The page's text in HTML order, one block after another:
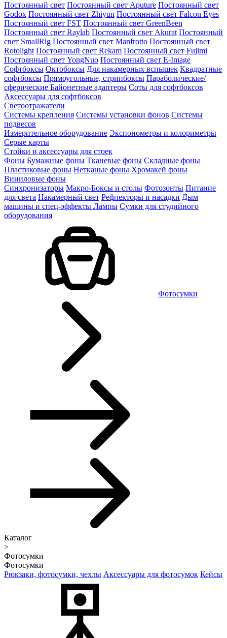
Постоянный свет Постоянный свет Aputure Постоянный свет
Godox Постоянный свет Zhiyun Постоянный свет Falcon Eyes
Постоянный свет FST Постоянный свет GreenBeen
Постоянный свет Raylab Постоянный свет Akurat Постоянный
свет SmallRig Постоянный свет Manfrotto Постоянный свет
Rotolight Постоянный свет Rekam Постоянный свет Fujimi
Постоянный свет YongNuo Постоянный свет E-Image
Софтбоксы Октобоксы Для накамерных вспышек Квадратные
софтбоксы Прямоугольные, стрипбоксы Параболические/
сферические Байонетныe адаптеры Соты для софтбоксов
Аксессуары для софтбоксов
Светоотражатели
Системы крепления Системы установки фонов Системы
подвесов
Измерительное оборудование Экспонометры и колориметры
Серые карты
Стойки и аксессуары для стоек
Фоны Бумажные фоны Тканевые фоны Складные фоны
Пластиковые фоны Нетканые фоны Хромакей фоны
Виниловые фоны
Синхронизаторы Макро-Боксы и столы Фотозонты Питание
для света Накамерный свет Рефлекторы и насадки Дым
машины и спец-эффекты Лампы Сумки для студийного
оборудования
Фотосумки
Каталог
>
Фотосумки
Фотосумки
Рюкзаки, фотосумки, чехлы Аксессуары для фотосумок Кейсы